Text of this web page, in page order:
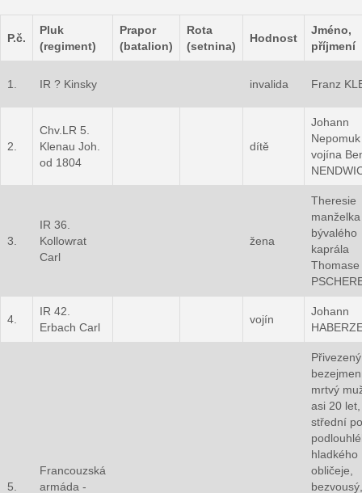
P.č.
Pluk
(regiment)
Prapor
(batalion)
Rota
(setnina)
Hodnost
Jméno,
příjmení
1. IR ? Kinsky invalida Franz
2.
Chv.LR 5.
Klenau Joh.
od 1804
dítě
Johann
vojína
3.
IR 36.
Kollowrat
Carl
žena
Theresie
manželka
bývalého
kaprála
Thomase
4.
IR 42.
Erbach Carl
vojín
Johann
5.
Francouzská
armáda -
Přivezený
mrtvý
asi 20 let,
střední
hladkého
obličeje,
bezvousý,